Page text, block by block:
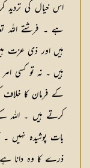
اس خیال کی تردید
ہے ۔ فرشتے اللہ
ہیں اور ذی عزت
ہیں ۔ نہ تو کسی
کے فرمان کا خلاف
کرتے ہیں ۔ اللہ
بات پوشیدہ نہیں
ذرے کا وہ دانا ہے